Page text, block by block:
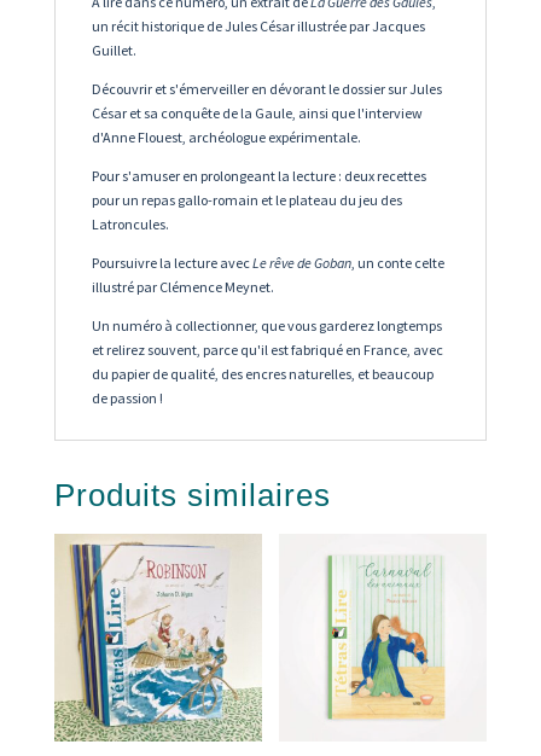
un récit historique de Jules César illustrée par Jacques
Guillet.
Découvrir et s'émerveiller en dévorant le dossier sur Jules
César et sa conquête de la Gaule, ainsi que l'interview
d'Anne Flouest, archéologue expérimentale.
Pour s'amuser en prolongeant la lecture : deux recettes
pour un repas gallo-romain et le plateau du jeu des
Latroncules.
Poursuivre la lecture avecLe rêve de Goban, un conte celte
illustré par Clémence Meynet.
Un numéro à collectionner, que vous garderez longtemps
et relirez souvent, parce qu'il est fabriqué en France, avec
du papier de qualité, des encres naturelles, et beaucoup
de passion !
Produits similaires